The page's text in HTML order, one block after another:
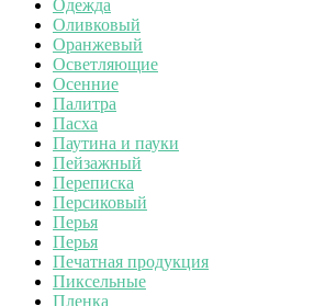
Одежда
Оливковый
Оранжевый
Осветляющие
Осенние
Палитра
Пасха
Паутина и пауки
Пейзажный
Переписка
Персиковый
Перья
Перья
Печатная продукция
Пиксельные
Пленка